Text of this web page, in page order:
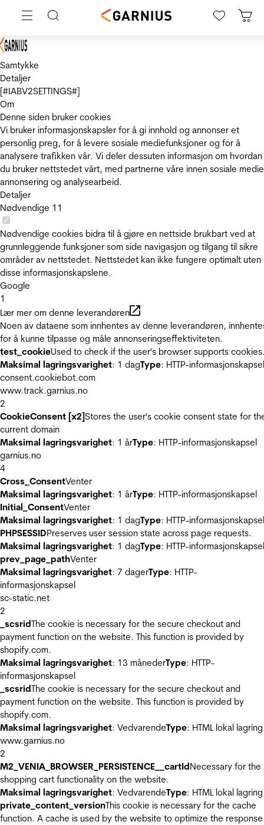
Samtykke
Detaljer
[#IABV2SETTINGS#]
Om
Denne siden bruker cookies
Vi bruker informasjonskapsler for å gi innhold og annonser et
personlig preg, for å levere sosiale mediefunksjoner og for å
analysere trafikken vår. Vi deler dessuten informasjon om hvordan
du bruker nettstedet vårt, med partnerne våre innen sosiale
annonsering og analysearbeid.
Detaljer
Nødvendige 11
Nødvendige cookies bidra til å gjøre en nettside brukbart ved at
grunnleggende funksjoner som side navigasjon og tilgang til sikre
områder av nettstedet. Nettstedet kan ikke fungere optimalt uten
disse informasjonskapslene.
Google
1
Lær mer om denne leverandøren
Noen av dataene som innhentes av denne leverandøren,
for å kunne tilpasse og måle annonseringseffektiviteten.
test_cookieUsed to check if the user's browser supports
Maksimal lagringsvarighet: 1 dagType: HTTP-informasjonskapsel
consent.cookiebot.com
www.track.garnius.no
2
CookieConsent [x2]Stores the user's cookie consent state for
current domain
Maksimal lagringsvarighet: 1 årType: HTTP-informasjonskapsel
garnius.no
4
Cross_ConsentVenter
Maksimal lagringsvarighet: 1 årType: HTTP-informasjonskapsel
Initial_ConsentVenter
Maksimal lagringsvarighet: 1 dagType: HTTP-informasjonskapsel
PHPSESSIDPreserves user session state across page requests.
Maksimal lagringsvarighet: 1 dagType: HTTP-informasjonskapsel
prev_page_pathVenter
Maksimal lagringsvarighet: 7 dagerType: HTTP-
informasjonskapsel
sc-static.net
2
_scsridThe cookie is necessary for the secure checkout and
payment function on the website. This function is provided by
shopify.com.
Maksimal lagringsvarighet: 13 månederType: HTTP-
informasjonskapsel
_scsridThe cookie is necessary for the secure checkout and
payment function on the website. This function is provided by
shopify.com.
Maksimal lagringsvarighet: VedvarendeType: HTML lokal lagring
www.garnius.no
2
M2_VENIA_BROWSER_PERSISTENCE__cartIdNecessary for the
shopping cart functionality on the website.
Maksimal lagringsvarighet: VedvarendeType: HTML lokal lagring
private_content_versionThis cookie is necessary for the cache
function. A cache is used by the website to optimize the response